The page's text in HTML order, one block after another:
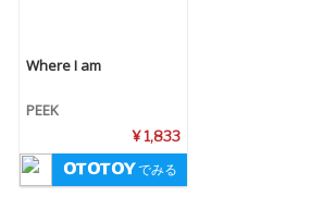
Where I am
PEEK
¥ 1,833
でみる